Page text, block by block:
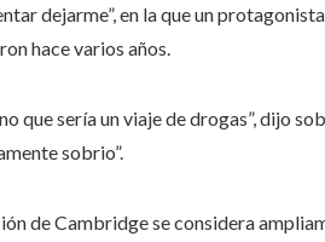
dejarme”, en la que un
hace varios años.
que sería un viaje de drogas”, dijo
sobrio”.
de Cambridge se considera